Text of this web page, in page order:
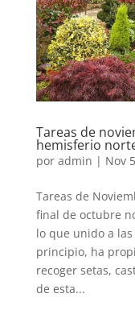
Tareas de
hemisferio
por admin | Nov
Tareas de
final de octubre
lo que unido a
principio, ha
recoger setas,
de esta...